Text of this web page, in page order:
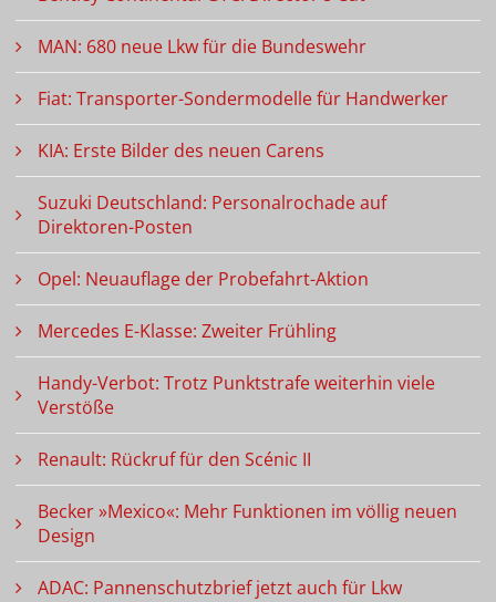
MAN: 680 neue Lkw für die Bundeswehr
Fiat: Transporter-Sondermodelle für Handwerker
KIA: Erste Bilder des neuen Carens
Suzuki Deutschland: Personalrochade auf
Direktoren-Posten
Opel: Neuauflage der Probefahrt-Aktion
Mercedes E-Klasse: Zweiter Frühling
Handy-Verbot: Trotz Punktstrafe weiterhin viele
Verstöße
Renault: Rückruf für den Scénic II
Becker »Mexico«: Mehr Funktionen im völlig neuen
Design
ADAC: Pannenschutzbrief jetzt auch für Lkw